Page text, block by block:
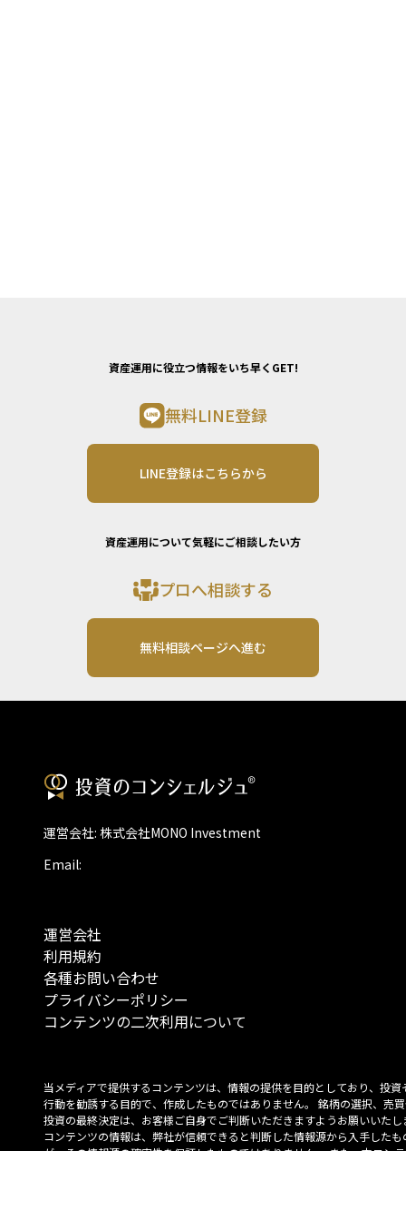
資産運用に役立つ情報をいち早くGET!
無料LINE登録
LINE登録はこちらから
資産運用について気軽にご相談したい方
プロへ相談する
無料相談ページへ進む
運営会社: 株式会社MONO Investment
Email:
運営会社
利用規約
各種お問い合わせ
プライバシーポリシー
コンテンツの二次利用について
当メディアで提供するコンテンツは、情報の提供を目的としており、投資
行動を勧誘する目的で、作成したものではありません。 銘柄の選択、売
投資の最終決定は、お客様ご自身でご判断いただきますようお願いいたし
コンテンツの情報は、弊社が信頼できると判断した情報源から入手したも
が、その情報源の確実性を保証したものではありません。 また、本コン